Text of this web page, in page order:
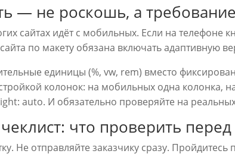
— не роскошь, а требование
сайтах идёт с мобильных. Если на телефоне
по макету обязана включать адаптивную
единицы (%, vw, rem) вместо
колонок: на мобильных одна
auto. И обязательно проверяйте на
что проверить перед
Не отправляйте заказчику сразу. Пройдитесь